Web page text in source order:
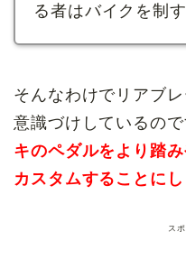
る者はバイクを制す
そんなわけでリアブ
意識づけしているの
キのペダルをより踏
カスタムすることにし
ス